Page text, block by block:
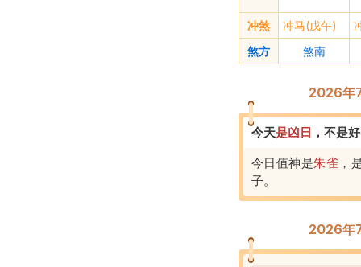
冲煞 冲马(戊午)
煞方
煞南
2026年
今天是凶 日 ， 不是
今日值神是朱雀 ，
子。
2026年